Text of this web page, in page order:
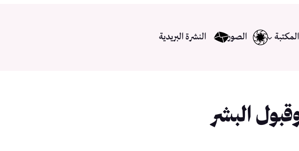
المكتبة الصور النشرة البريدية
البشر